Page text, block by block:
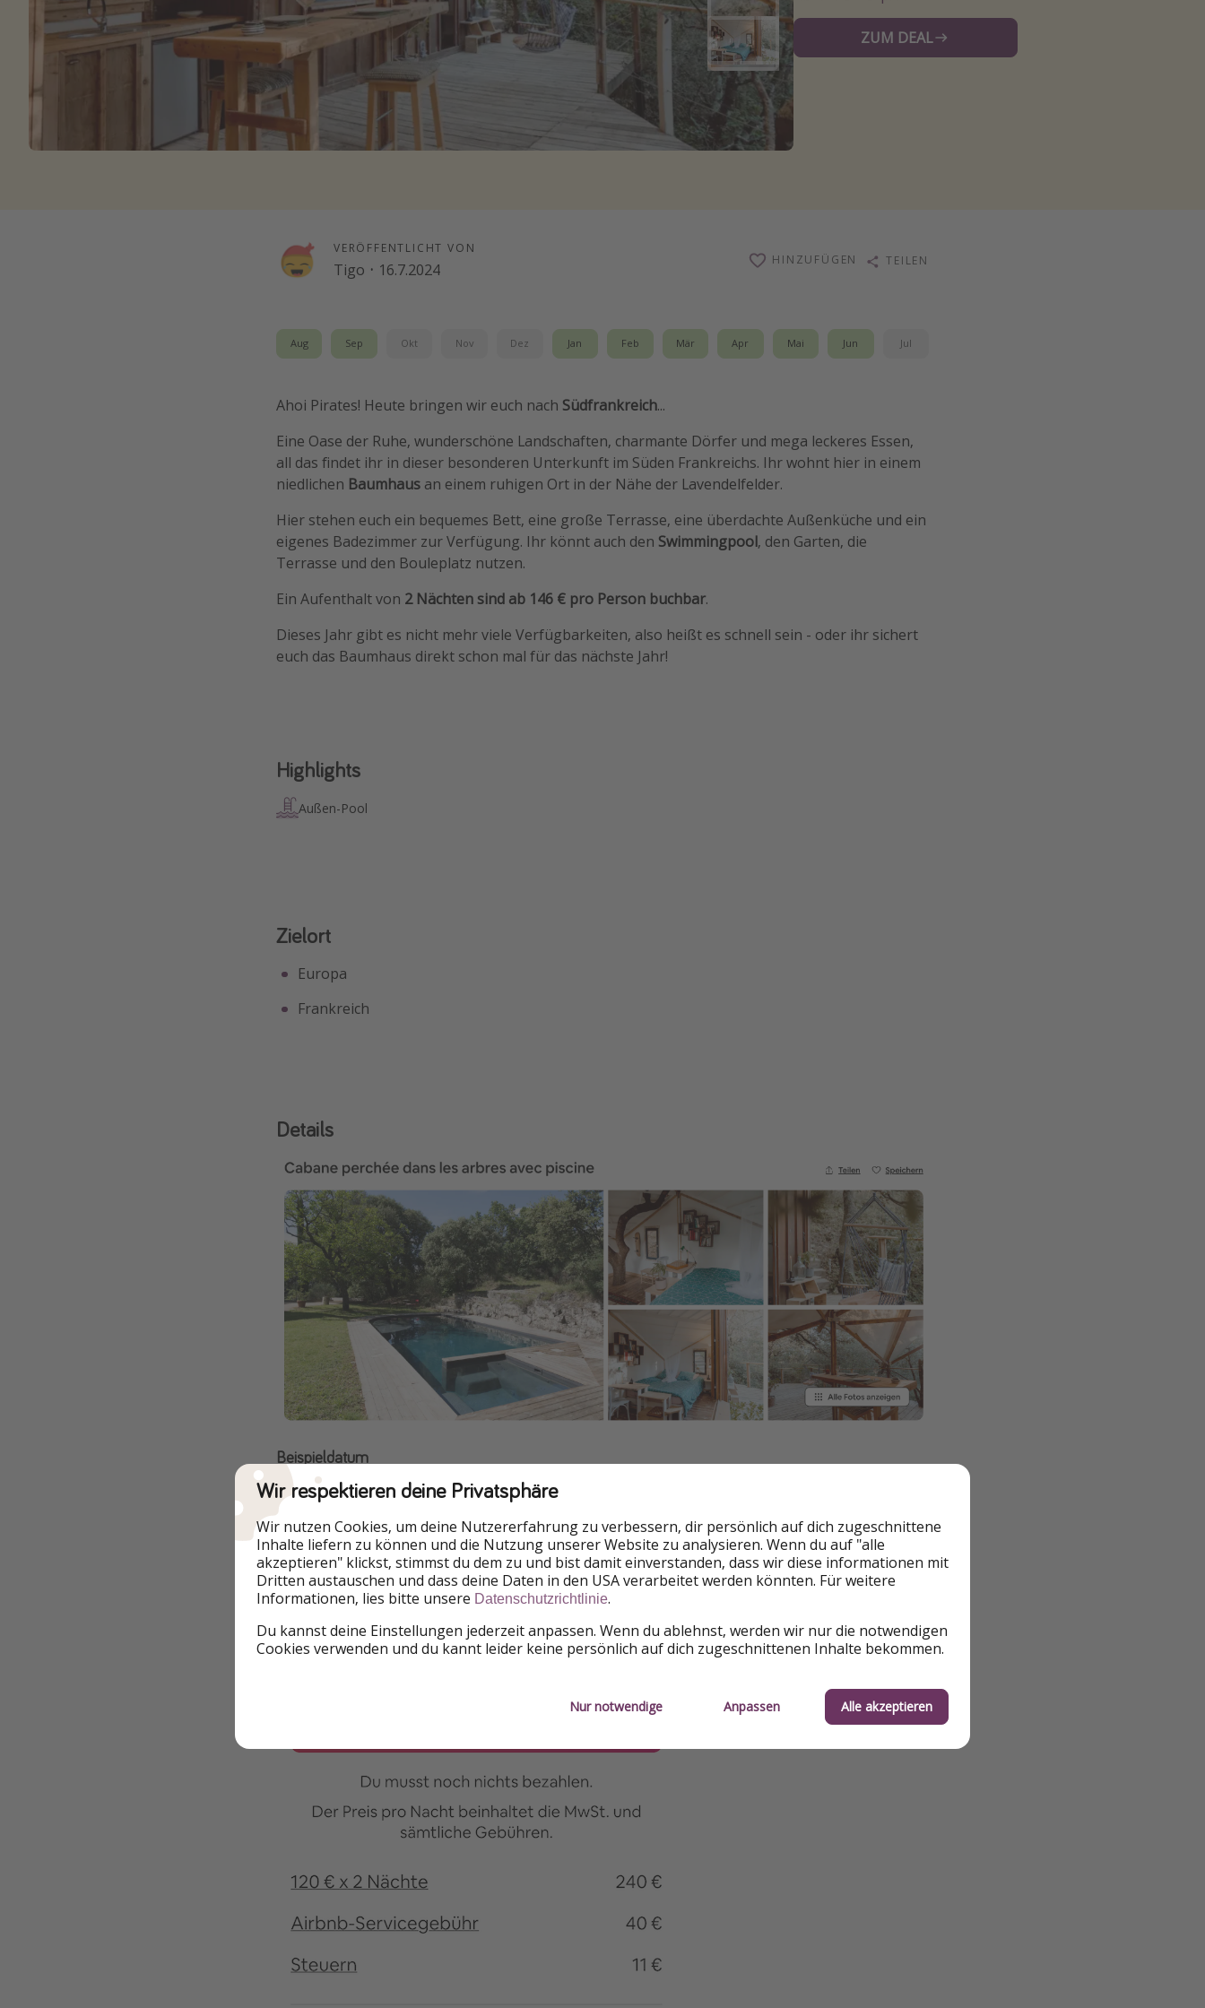
ZUM DEAL
VERÖFFENTLICHT VON
Tigo · 16.7.2024
HINZUFÜGEN TEILEN
Aug Sep Okt Nov Dez Jan Feb Mär Apr Mai Jun Jul
Ahoi Pirates! Heute bringen wir euch nach Südfrankreich...
Eine Oase der Ruhe, wunderschöne Landschaften, charmante Dörfer und mega leckeres Essen,
all das findet ihr in dieser besonderen Unterkunft im Süden Frankreichs. Ihr wohnt hier in einem
niedlichen Baumhaus an einem ruhigen Ort in der Nähe der Lavendelfelder.
Hier stehen euch ein bequemes Bett, eine große Terrasse, eine überdachte Außenküche und ein
eigenes Badezimmer zur Verfügung. Ihr könnt auch den Swimmingpool, den Garten, die
Terrasse und den Bouleplatz nutzen.
Ein Aufenthalt von 2 Nächten sind ab 146 € pro Person buchbar.
Dieses Jahr gibt es nicht mehr viele Verfügbarkeiten, also heißt es schnell sein - oder ihr sichert
euch das Baumhaus direkt schon mal für das nächste Jahr!
Highlights
Außen-Pool
Zielort
Europa
Frankreich
Details
Beispieldatum
Wir respektieren deine Privatsphäre
Wir nutzen Cookies, um deine Nutzererfahrung zu verbessern, dir persönlich auf dich zugeschnittene
Inhalte liefern zu können und die Nutzung unserer Website zu analysieren. Wenn du auf "alle
akzeptieren" klickst, stimmst du dem zu und bist damit einverstanden, dass wir diese informationen mit
Dritten austauschen und dass deine Daten in den USA verarbeitet werden könnten. Für weitere
Informationen, lies bitte unsere Datenschutzrichtlinie.
Du kannst deine Einstellungen jederzeit anpassen. Wenn du ablehnst, werden wir nur die notwendigen
Cookies verwenden und du kannt leider keine persönlich auf dich zugeschnittenen Inhalte bekommen.
Nur notwendige Anpassen Alle akzeptieren